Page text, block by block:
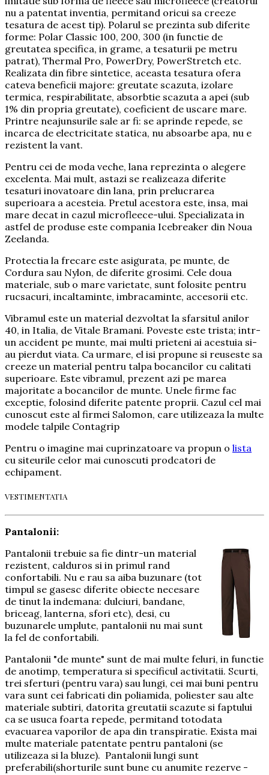
nu a patentat inventia, permitand oricui sa creeze
tesatura de acest tip). Polarul se prezinta sub diferite
forme: Polar Classic 100, 200, 300 (in functie de
greutatea specifica, in grame, a tesaturii pe metru
patrat), Thermal Pro, PowerDry, PowerStretch etc.
Realizata din fibre sintetice, aceasta tesatura ofera
cateva beneficii majore: greutate scazuta, izolare
termica, respirabilitate, absorbtie scazuta a apei (sub
1% din propria greutate), coeficient de uscare mare.
Printre neajunsurile sale ar fi: se aprinde repede, se
incarca de electricitate statica, nu absoarbe apa, nu e
rezistent la vant.
Pentru cei de moda veche, lana reprezinta o alegere
excelenta. Mai mult, astazi se realizeaza diferite
tesaturi inovatoare din lana, prin prelucrarea
superioara a acesteia. Pretul acestora este, insa, mai
mare decat in cazul microfleece-ului. Specializata in
astfel de produse este compania Icebreaker din Noua
Zeelanda.
Protectia la frecare este asigurata, pe munte, de
Cordura sau Nylon, de diferite grosimi. Cele doua
materiale, sub o mare varietate, sunt folosite pentru
rucsacuri, incaltaminte, imbracaminte, accesorii etc.
Vibramul este un material dezvoltat la sfarsitul anilor
40, in Italia, de Vitale Bramani. Poveste este trista; intr-
un accident pe munte, mai multi prieteni ai acestuia si-
au pierdut viata. Ca urmare, el isi propune si reuseste sa
creeze un material pentru talpa bocancilor cu calitati
superioare. Este vibramul, prezent azi pe marea
majoritate a bocancilor de munte. Unele firme fac
exceptie, folosind diferite patente proprii. Cazul cel mai
cunoscut este al firmei Salomon, care utilizeaza la multe
modele talpile Contagrip
Pentru o imagine mai cuprinzatoare va propun o lista
cu siteurile celor mai cunoscuti prodcatori de
echipament.
VESTIMENTATIA
Pantalonii:
Pantalonii trebuie sa fie dintr-un material
rezistent, calduros si in primul rand
confortabili. Nu e rau sa aiba buzunare (tot
timpul se gasesc diferite obiecte necesare
de tinut la indemana: dulciuri, bandane,
briceag, lanterna, sfori etc), desi, cu
buzunarele umplute, pantalonii nu mai sunt
la fel de confortabili.
Pantalonii "de munte" sunt de mai multe feluri, in functie
de anotimp, temperatura si specificul activitatii. Scurti,
trei sferturi (pentru vara) sau lungi, cei mai buni pentru
vara sunt cei fabricati din poliamida, poliester sau alte
materiale subtiri, datorita greutatii scazute si faptului
ca se usuca foarta repede, permitand totodata
evacuarea vaporilor de apa din transpiratie. Exista mai
multe materiale patentate pentru pantaloni (se
utilizeaza si la bluze). Pantalonii lungi sunt
preferabili(shorturile sunt bune cu anumite rezerve -